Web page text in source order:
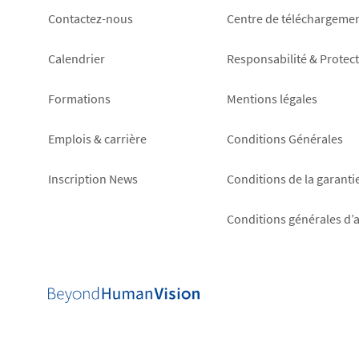
Footer
left
Contactez-nous
Calendrier
Formations
Emplois & carrière
Inscription News
Footer
right
Centre de
Responsabilité &
Mentions légales
Conditions Générales
Conditions de la
Conditions générales